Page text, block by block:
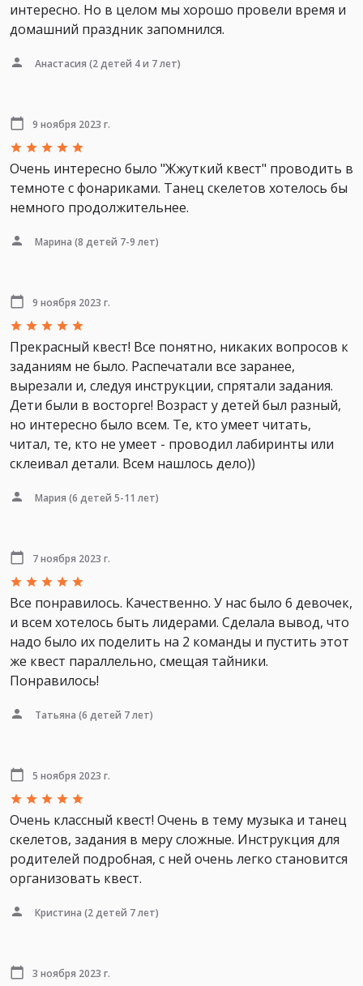
интересно. Но в целом мы хорошо провели время и
домашний праздник запомнился.
Анастасия (2 детей 4 и 7 лет)
9 ноября 2023 г.
Очень интересно было "Жжуткий квест" проводить в
темноте с фонариками. Танец скелетов хотелось бы
немного продолжительнее.
Марина (8 детей 7-9 лет)
9 ноября 2023 г.
Прекрасный квест! Все понятно, никаких вопросов к
заданиям не было. Распечатали все заранее,
вырезали и, следуя инструкции, спрятали задания.
Дети были в восторге! Возраст у детей был разный,
но интересно было всем. Те, кто умеет читать,
читал, те, кто не умеет - проводил лабиринты или
склеивал детали. Всем нашлось дело))
Мария (6 детей 5-11 лет)
7 ноября 2023 г.
Все понравилось. Качественно. У нас было 6 девочек,
и всем хотелось быть лидерами. Сделала вывод, что
надо было их поделить на 2 команды и пустить этот
же квест параллельно, смещая тайники.
Понравилось!
Татьяна (6 детей 7 лет)
5 ноября 2023 г.
Очень классный квест! Очень в тему музыка и танец
скелетов, задания в меру сложные. Инструкция для
родителей подробная, с ней очень легко становится
организовать квест.
Кристина (2 детей 7 лет)
3 ноября 2023 г.